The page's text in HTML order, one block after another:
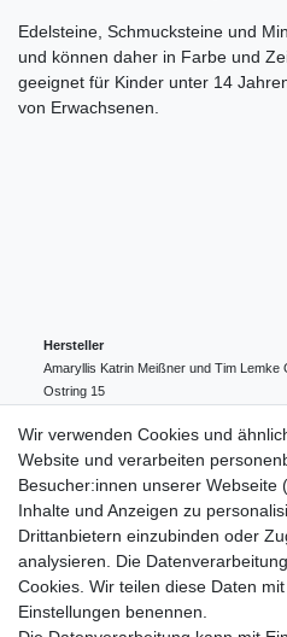
Edelsteine, Schmucksteine und
und können daher in Farbe und
geeignet für Kinder unter 14
von Erwachsenen.
Hersteller
Amaryllis Katrin Meißner und Tim Lemke
Ostring 15
004943548099856
amaryllis-eckernfoerde@t-online.de
EU-Verantwortlicher
Amaryllis Katrin Meißner und Tim Lemke
Ostring
15
004943548099856
amaryllis-eckernfoerde@t-online.de
Wir verwenden Cookies und
Website und verarbeiten
Besucher:innen unserer Webseite
Inhalte und Anzeigen zu
Drittanbietern einzubinden oder
analysieren. Die
Cookies. Wir teilen diese Daten
Einstellungen benennen.